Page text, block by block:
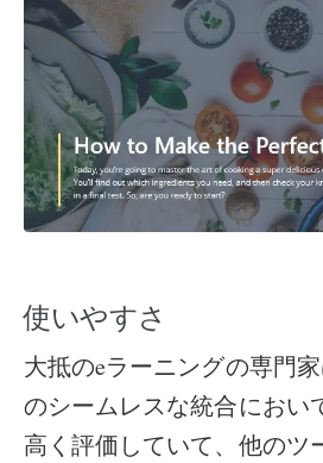
使いやすさ
大抵のeラーニングの専門家
のシームレスな統合におい
高く評価していて、他のツ